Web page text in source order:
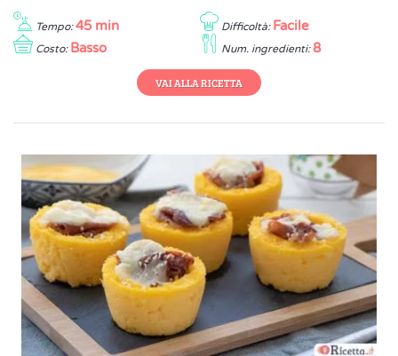
Tempo: 45 min Difficoltà: Facile
Costo: Basso Num. ingredienti: 8
VAI ALLA RICETTA